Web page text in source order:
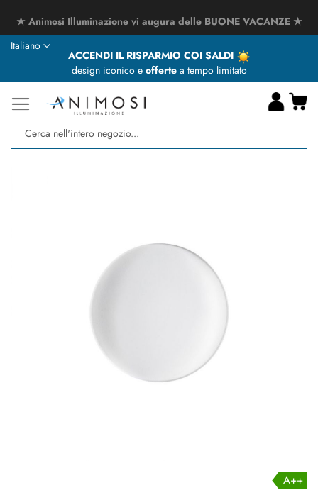
★ Animosi Illuminazione vi augura delle BUONE VACANZE ★
ACCENDI IL RISPARMIO COI SALDI
design iconico e offertea tempo limitato
Lingua
Italiano
A++